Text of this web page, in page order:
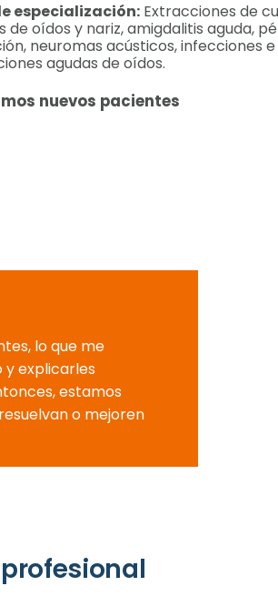
especialización:Extracciones de
de oídos y nariz, amigdalitis aguda,
neuromas acústicos, infecciones e
agudas de oídos.
nuevos pacientes
lo que me
explicarles
estamos
o mejoren